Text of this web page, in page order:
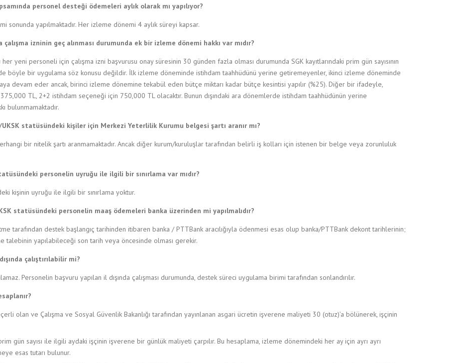
personel desteği ödemeleri aylık olarak mı yapılıyor?
yapılmaktadır. Her izleme dönemi 4 aylık süreyi kapsar.
izninin geç alınması durumunda ek bir izleme dönemi hakkı var mıdır?
yeni personeli için çalışma izni başvurusu onay süresinin 30 günden fazla olması durumunda SGK kayıtlarındaki prim gün sayısının
böyle bir uygulama söz konusu değildir. İlk izleme döneminde istihdam taahhüdünü yerine getiremeyenler, ikinci izleme döneminde
devam eder ancak, birinci izleme dönemine tekabül eden bütçe miktarı kadar bütçe kesintisi yapılır (%25). Diğer bir ifadeyle,
TL, 2+2 istihdam seçeneği için 750,000 TL olacaktır. Bunun dışındaki ara dönemlerde istihdam taahhüdünün yerine
bulunmamaktadır.
statüsündeki kişiler için Merkezi Yeterlilik Kurumu belgesi şartı aranır mı?
bir nitelik şartı aranmamaktadır. Ancak diğer kurum/kuruluşlar tarafından belirli iş kolları için istenen bir belge veya zorunluluk
personelin uyruğu ile ilgili bir sınırlama var mıdır?
kişinin uyruğu ile ilgili bir sınırlama yoktur.
statüsündeki personelin maaş ödemeleri banka üzerinden mi yapılmalıdır?
tarafından destek başlangıç tarihinden itibaren banka / PTTBank aracılığıyla ödenmesi esas olup banka/PTTBank dekont tarihlerinin;
talebinin yapılabileceği son tarih veya öncesinde olması gerekir.
çalıştırılabilir mi?
Personelin başvuru yapılan il dışında çalışması durumunda, destek süreci uygulama birimi tarafından sonlandırılır.
olan ve Çalışma ve Sosyal Güvenlik Bakanlığı tarafından yayınlanan asgari ücretin işverene maliyeti 30 (otuz)’a bölünerek, işçinin
gün sayısı ile ilgili aydaki işçinin işverene bir günlük maliyeti çarpılır. Bu hesaplama, izleme dönemindeki her ay için ayrı ayrı
esas tutarı bulunur.